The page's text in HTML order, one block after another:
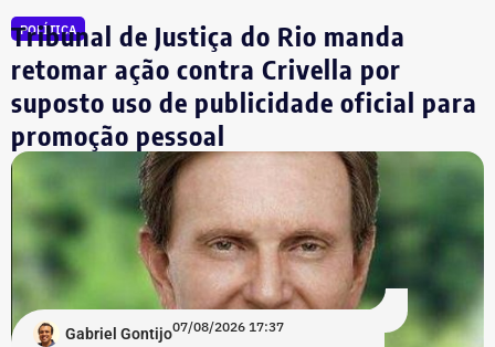
Dr. Luizinho
R$ 150.000,00
Leniel Borel
R$ 104.500,00
*Valor correspondente à soma de R$ 122.642,00 em espécie
convertidos de dólar e R$ 88.000,00 em reais declarados em dinheiro
Os dados são públicos e ficam disponíveis para consulta
no sistema DivulgaCandContas, do TSE.
POLÍTICA
Tribunal de Justiça do Rio manda
retomar ação contra Crivella por
suposto uso de publicidade oficial para
promoção pessoal
Gabriel Gontijo07/08/2026 17:37